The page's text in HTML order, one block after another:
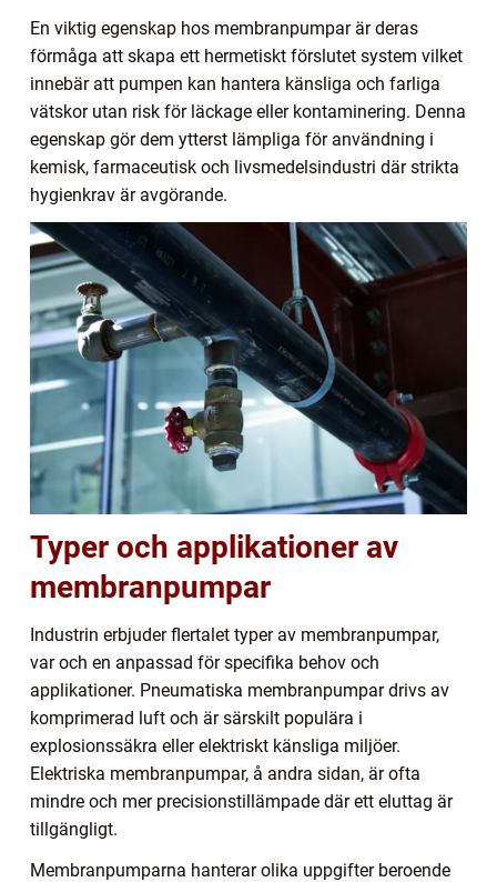
En viktig egenskap hos membranpumpar är deras
förmåga att skapa ett hermetiskt förslutet system vilket
innebär att pumpen kan hantera känsliga och farliga
vätskor utan risk för läckage eller kontaminering. Denna
egenskap gör dem ytterst lämpliga för användning i
kemisk, farmaceutisk och livsmedelsindustri där strikta
hygienkrav är avgörande.
Typer och applikationer av
membranpumpar
Industrin erbjuder flertalet typer av membranpumpar,
var och en anpassad för specifika behov och
applikationer. Pneumatiska membranpumpar drivs av
komprimerad luft och är särskilt populära i
explosionssäkra eller elektriskt känsliga miljöer.
Elektriska membranpumpar, å andra sidan, är ofta
mindre och mer precisionstillämpade där ett eluttag är
tillgängligt.
Membranpumparna hanterar olika uppgifter beroende